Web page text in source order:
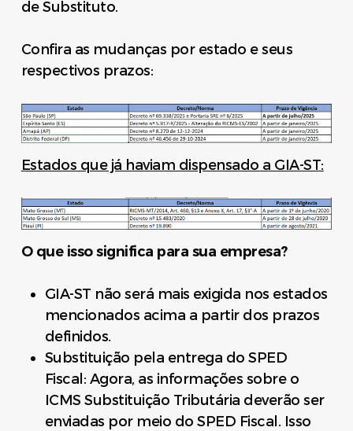
de Substituto.
Confira as mudanças por estado e seus
respectivos prazos:
Estados que já haviam dispensado a GIA-ST:
O que isso significa para sua empresa?
GIA-ST não será mais exigida nos estados
mencionados acima a partir dos prazos
definidos.
Substituição pela entrega do SPED
Fiscal: Agora, as informações sobre o
ICMS Substituição Tributária deverão ser
enviadas por meio do SPED Fiscal. Isso